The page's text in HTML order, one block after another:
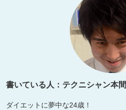
書いている人：テクニシャン本間
ダイエットに夢中な24歳！